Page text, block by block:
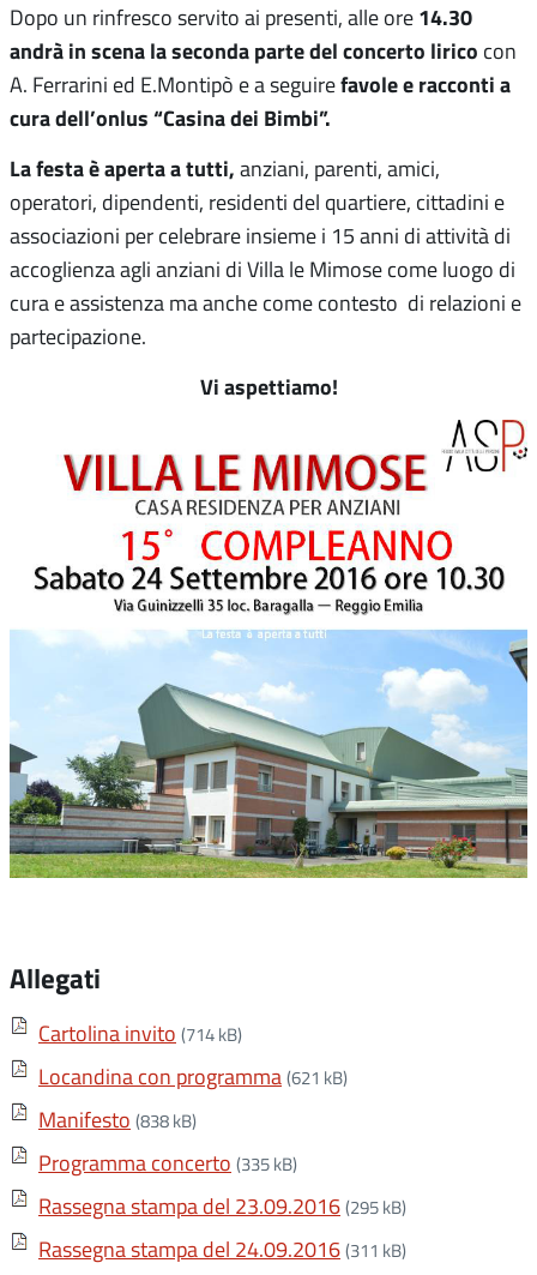
Dopo un rinfresco servito ai presenti, alle ore 14.30
andrà in scena la seconda parte del concerto lirico con
A. Ferrarini ed E.Montipò e a seguirefavole e racconti a
cura dell’onlus “Casina dei Bimbi”.
La festa è aperta a tutti, anziani, parenti, amici,
operatori, dipendenti, residenti del quartiere, cittadini e
associazioni per celebrare insieme i 15 anni di attività di
accoglienza agli anziani di Villa le Mimose come luogo di
cura e assistenza ma anche come contesto di relazioni e
partecipazione.
Vi aspettiamo!
Allegati
Cartolina invito (714 kB)
Locandina con programma (621 kB)
Manifesto (838 kB)
Programma concerto (335 kB)
Rassegna stampa del 23.09.2016(295 kB)
Rassegna stampa del 24.09.2016(311 kB)